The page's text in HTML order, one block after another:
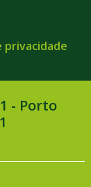
privacidade
- Porto